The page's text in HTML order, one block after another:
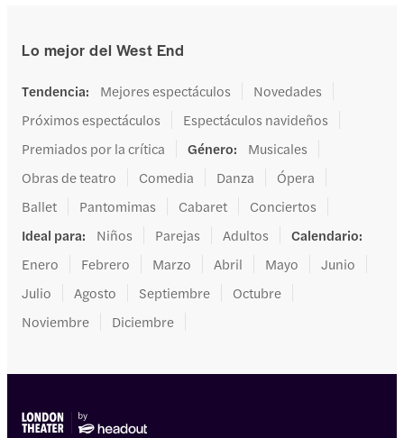
Lo mejor del West End
Tendencia: Mejores espectáculos
Novedades
Próximos espectáculos
Espectáculos navideños
Premiados por la crítica
Género:
Musicales
Obras de teatro
Comedia Danza
Ópera
Ballet
Pantomimas Cabaret
Conciertos
Ideal para: Niños Parejas Adultos Calendario:
Enero
Febrero Marzo Abril Mayo
Junio
Julio
Agosto Septiembre
Octubre
Noviembre
Diciembre